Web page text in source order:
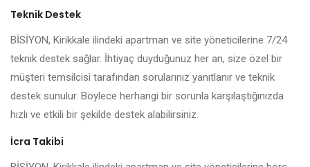
Teknik Destek
BİSİYON, Kirikkale ilindeki apartman ve site yöneticilerine 7/24
teknik destek sağlar. İhtiyaç duyduğunuz her an, size özel bir
müşteri temsilcisi tarafından sorularınız yanıtlanır ve teknik
destek sunulur. Böylece herhangi bir sorunla karşılaştığınızda
hızlı ve etkili bir şekilde destek alabilirsiniz.
İcra Takibi